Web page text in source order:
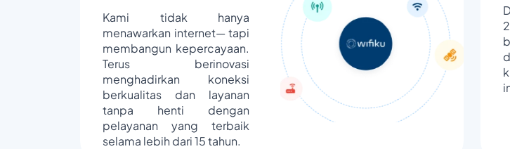
Kami tidak hanya
menawarkan internet— tapi
membangun kepercayaan.
Terus berinovasi
menghadirkan koneksi
berkualitas dan layanan
tanpa henti dengan
pelayanan yang terbaik
selama lebih dari 15 tahun.